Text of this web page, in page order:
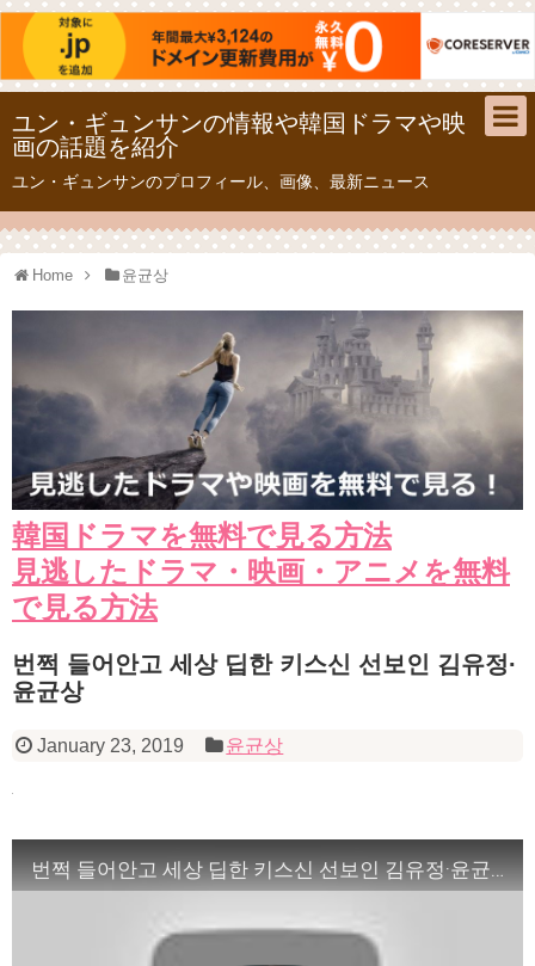
ユン・ギュンサンの情報や韓国ドラマや映
画の話題を紹介
ユン・ギュンサンのプロフィール、画像、最新ニュース
Home 윤균상
韓国ドラマを無料で見る方法
見逃したドラマ・映画・アニメを無料
で見る方法
번쩍 들어안고 세상 딥한 키스신 선보인 김유정·
윤균상
January 23, 2019 윤균상
번쩍 들어안고 세상 딥한 키스신 선보인 김유정·윤균상